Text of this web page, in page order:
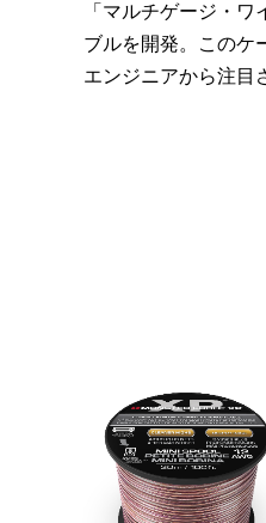
「マルチゲージ・
ブルを開発。このケ
エンジニアから注目